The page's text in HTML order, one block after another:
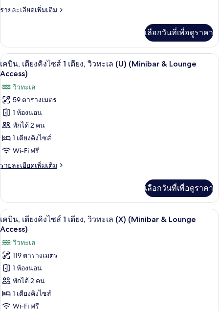
1
(U,
Forest
View)
(Minibar
&
Lounge
Acc)
รายละเอียดเพิ่มเติม
ราย
เกี่ยว
กับ
เคบิน,
เตียง
ไซส์
เตียง
(U,
Forest
(Minibar
&
Acc)
เลือกวันที่เพื่อดูราคา
เปิด
ภาพถ่าย
ทั้งหมด
ของ
เคบิน,
เตียง
คิง
1
วิว
ทะเล
(U)
(Minibar
&
Lounge
Access)
เครื่องนอนระดับพรีเมียม, ผ้านวมขนเ
9
เคบิน, เตียงคิงไซส์ 1 เตียง, วิวทะเล (U) (Minibar & Lounge
Access)
วิวทะเล
59 ตารางเมตร
1 ห้องนอน
พักได้ 2 คน
1 เตียงคิงไซส์
Wi-Fi ฟรี
รายละเอียดเพิ่มเติม
ราย
เกี่ยว
กับ
เคบิน,
เตียง
ไซส์
เตียง,
วิว
ทะเล
(Minibar
&
เลือกวันที่เพื่อดูราคา
เปิด
ภาพถ่าย
ทั้งหมด
ของ
เคบิน,
เตียง
คิง
เครื่องนอนระดับพรีเมียม, ผ้านวมขนเ
10
เคบิน, เตียงคิงไซส์ 1 เตียง, วิวทะเล (X) (Minibar & Lounge
Access)
วิวทะเล
119 ตารางเมตร
1 ห้องนอน
พักได้ 2 คน
1 เตียงคิงไซส์
Wi-Fi ฟรี